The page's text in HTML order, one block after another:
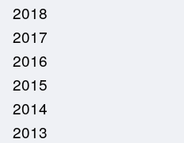
2018
2017
2016
2015
2014
2013